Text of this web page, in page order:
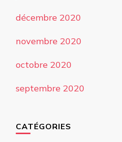
décembre 2020
novembre 2020
octobre 2020
septembre 2020
CATÉGORIES